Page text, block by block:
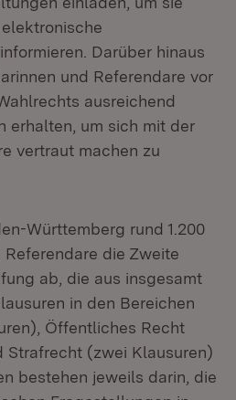
Darüber hinaus
und Referendare vor
ausreichend
erhalten, um sich mit der
vertraut machen zu
Württemberg rund 1.200
die Zweite
ab, die aus insgesamt
in den Bereichen
Öffentliches Recht
Strafrecht (zwei Klausuren)
bestehen jeweils darin, die